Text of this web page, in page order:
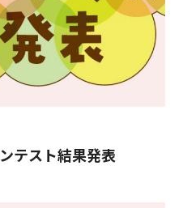
テスト結果発表